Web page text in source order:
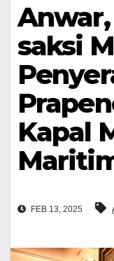
saksi
Kapal
FEB 13, 2025